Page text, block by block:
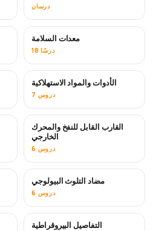
درسان
معدات السلامة
18 درسًا
الأدوات والمواد الاستهلاكية
7 دروس
القارب القابل للنفخ والمحرك
الخارجي
6 دروس
قريبًا
مضاد التلوث البيولوجي
6 دروس
التفاصيل البيروقراطية